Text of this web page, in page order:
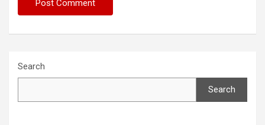
Search
Search